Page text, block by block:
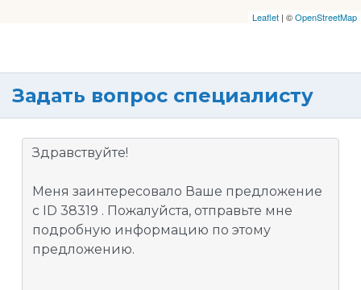
Leaflet | ©OpenStreetMap
Задать вопрос специалисту